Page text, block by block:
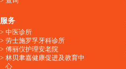
服务
中医诊所
劳士施罗孚牙科诊所
傅丽仪护理安老院
林贝聿嘉健康促进及教育中
心